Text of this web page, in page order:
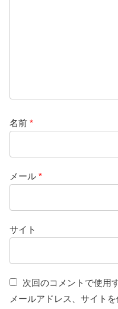
名前 *
メール *
サイト
次回のコメントで使用
メールアドレス、サイトを